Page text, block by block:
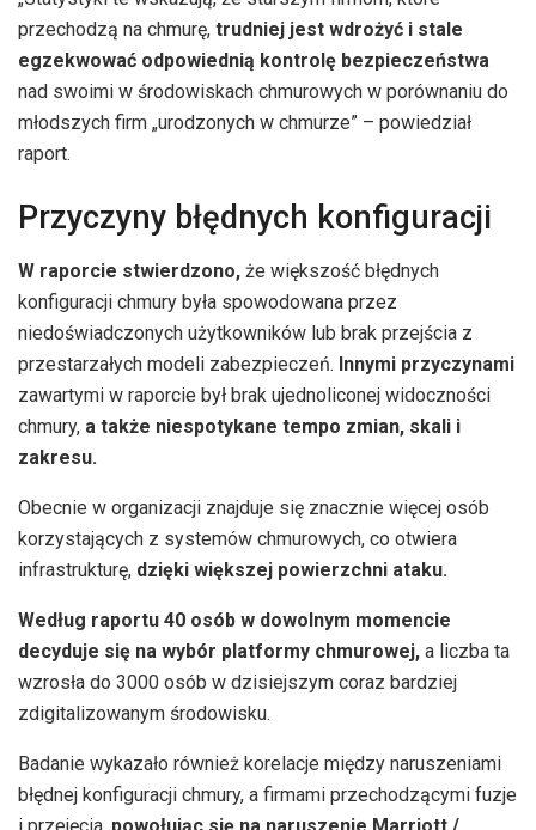
przechodzą na chmurę, trudniej jest wdrożyć i stale
egzekwować odpowiednią kontrolę bezpieczeństwa
nad swoimi w środowiskach chmurowych w porównaniu do
młodszych firm „urodzonych w chmurze” – powiedział
raport.
Przyczyny błędnych konfiguracji
W raporcie stwierdzono, że większość błędnych
konfiguracji chmury była spowodowana przez
niedoświadczonych użytkowników lub brak przejścia z
przestarzałych modeli zabezpieczeń. Innymi przyczynami
zawartymi w raporcie był brak ujednoliconej widoczności
chmury, a także niespotykane tempo zmian, skali i
zakresu.
Obecnie w organizacji znajduje się znacznie więcej osób
korzystających z systemów chmurowych, co otwiera
infrastrukturę, dzięki większej powierzchni ataku.
Według raportu 40 osób w dowolnym momencie
decyduje się na wybór platformy chmurowej, a liczba ta
wzrosła do 3000 osób w dzisiejszym coraz bardziej
zdigitalizowanym środowisku.
Badanie wykazało również korelacje między naruszeniami
błędnej konfiguracji chmury, a firmami przechodzącymi fuzje